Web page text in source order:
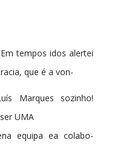
Em tempos idos alertei
que é a von-
Marques sozinho!
UMA
equipa ea colabo-